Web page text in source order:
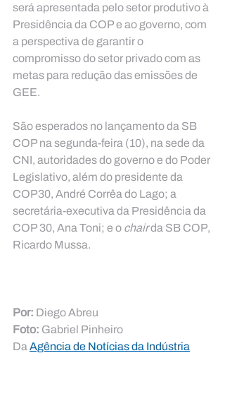
será apresentada pelo setor produtivo à
Presidência da COP e ao governo, com
a perspectiva de garantir o
compromisso do setor privado com as
metas para redução das emissões de
GEE.
São esperados no lançamento da SB
COP na segunda-feira (10), na sede da
CNI, autoridades do governo e do Poder
Legislativo, além do presidente da
COP30, André Corrêa do Lago; a
secretária-executiva da Presidência da
COP 30, Ana Toni; e o chair da SB COP,
Ricardo Mussa.
Por: Diego Abreu
Foto: Gabriel Pinheiro
Da Agência de Notícias da Indústria